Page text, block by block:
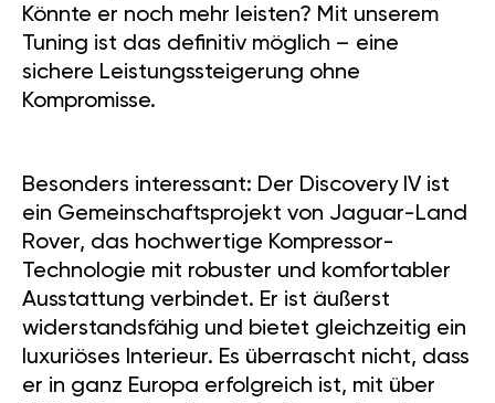
Könnte er noch mehr leisten? Mit unserem
Tuning ist das definitiv möglich – eine
sichere Leistungssteigerung ohne
Kompromisse.
Besonders interessant: Der Discovery IV ist
ein Gemeinschaftsprojekt von Jaguar-Land
Rover, das hochwertige Kompressor-
Technologie mit robuster und komfortabler
Ausstattung verbindet. Er ist äußerst
widerstandsfähig und bietet gleichzeitig ein
luxuriöses Interieur. Es überrascht nicht, dass
er in ganz Europa erfolgreich ist, mit über